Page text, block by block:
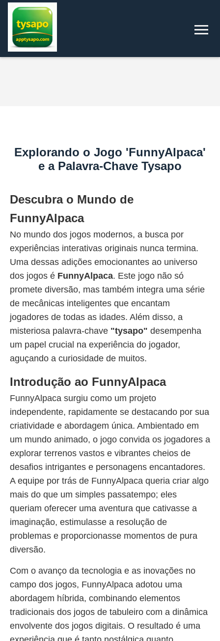
Explorando o Jogo 'FunnyAlpaca'
e a Palavra-Chave Tysapo
Descubra o Mundo de
FunnyAlpaca
No mundo dos jogos modernos, a busca por
experiências interativas originais nunca termina.
Uma dessas adições emocionantes ao universo
dos jogos é FunnyAlpaca. Este jogo não só
promete diversão, mas também integra uma série
de mecânicas inteligentes que encantam
jogadores de todas as idades. Além disso, a
misteriosa palavra-chave "tysapo" desempenha
um papel crucial na experiência do jogador,
aguçando a curiosidade de muitos.
Introdução ao FunnyAlpaca
FunnyAlpaca surgiu como um projeto
independente, rapidamente se destacando por sua
criatividade e abordagem única. Ambientado em
um mundo animado, o jogo convida os jogadores a
explorar terrenos vastos e vibrantes cheios de
desafios intrigantes e personagens encantadores.
A equipe por trás de FunnyAlpaca queria criar algo
mais do que um simples passatempo; eles
queriam oferecer uma aventura que cativasse a
imaginação, estimulasse a resolução de
problemas e proporcionasse momentos de pura
diversão.
Com o avanço da tecnologia e as inovações no
campo dos jogos, FunnyAlpaca adotou uma
abordagem híbrida, combinando elementos
tradicionais dos jogos de tabuleiro com a dinâmica
envolvente dos jogos digitais. O resultado é uma